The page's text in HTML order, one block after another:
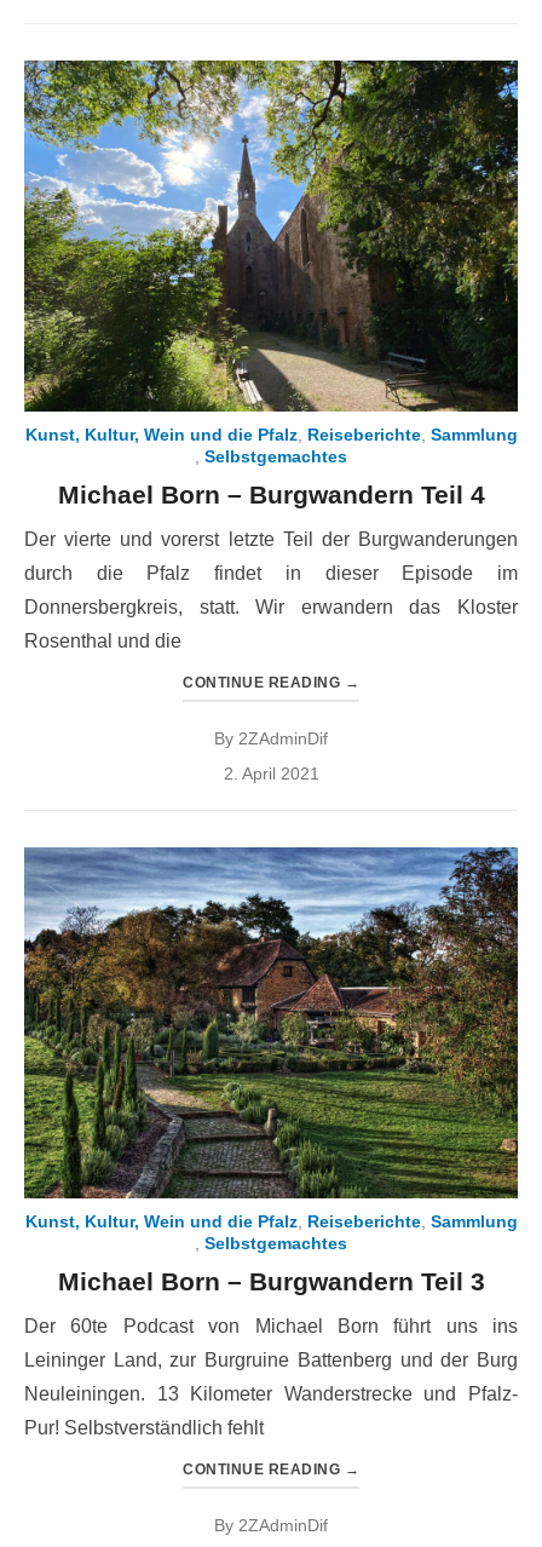
Kunst, Kultur, Wein und die Pfalz, Reiseberichte, Sammlung
Selbstgemachtes
Michael Born – Burgwandern Teil 4
Der vierte und vorerst letzte Teil der Burgwanderungen
durch die Pfalz findet in dieser Episode im
Donnersbergkreis, statt. Wir erwandern das Kloster
Rosenthal und die
CONTINUE READING →
By 2ZAdminDif
Posted
2. April 2021
Kunst, Kultur, Wein und die Pfalz, Reiseberichte, Sammlung
Selbstgemachtes
Michael Born – Burgwandern Teil 3
Der 60te Podcast von Michael Born führt uns ins
Leininger Land, zur Burgruine Battenberg und der Burg
Neuleiningen. 13 Kilometer Wanderstrecke und Pfalz-
Pur! Selbstverständlich fehlt
CONTINUE READING →
By 2ZAdminDif